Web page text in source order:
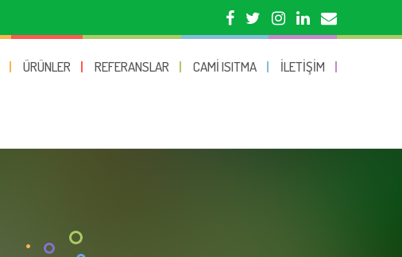
ÜRÜNLER REFERANSLAR CAMI ISITMA İLETIŞIM